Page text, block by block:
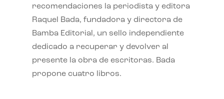
recomendaciones la periodista y editora
Raquel Bada, fundadora y directora de
Bamba Editorial, un sello independiente
dedicado a recuperar y devolver al
presente la obra de escritoras. Bada
propone cuatro libros.